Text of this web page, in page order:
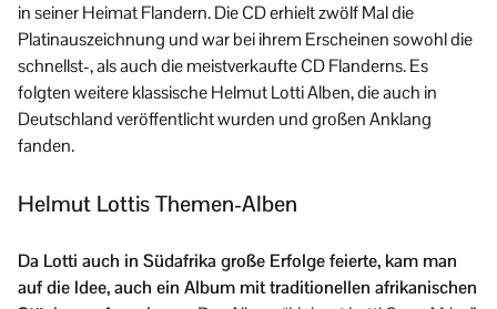
in seiner Heimat Flandern. Die CD erhielt zwölf Mal die
Platinauszeichnung und war bei ihrem Erscheinen sowohl die
schnellst-, als auch die meistverkaufte CD Flanderns. Es
folgten weitere klassische Helmut Lotti Alben, die auch in
Deutschland veröffentlicht wurden und großen Anklang
fanden.
Helmut Lottis Themen-Alben
Da Lotti auch in Südafrika große Erfolge feierte, kam man
auf die Idee, auch ein Album mit traditionellen afrikanischen